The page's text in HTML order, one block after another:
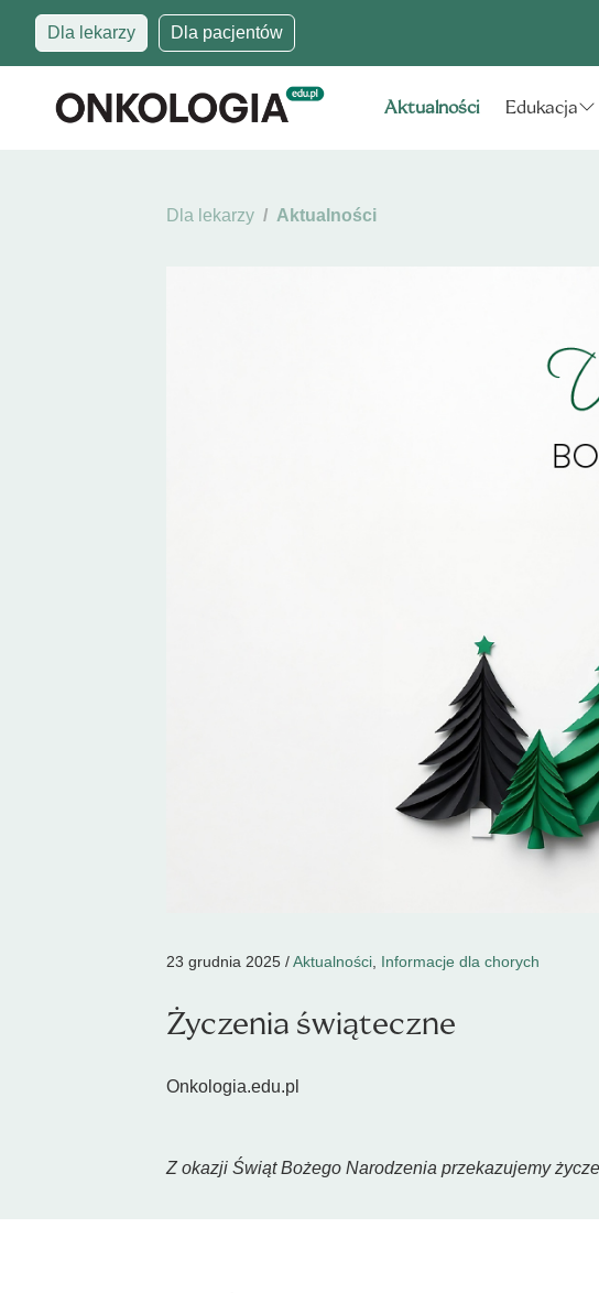
Dla lekarzy Dla pacjentów
Aktualności Edukacja
Dla lekarzy Aktualności
23 grudnia 2025 /Aktualności, Informacje dla chorych
Życzenia świąteczne
Onkologia.edu.pl
Z okazji Świąt Bożego Narodzenia przekazujemy